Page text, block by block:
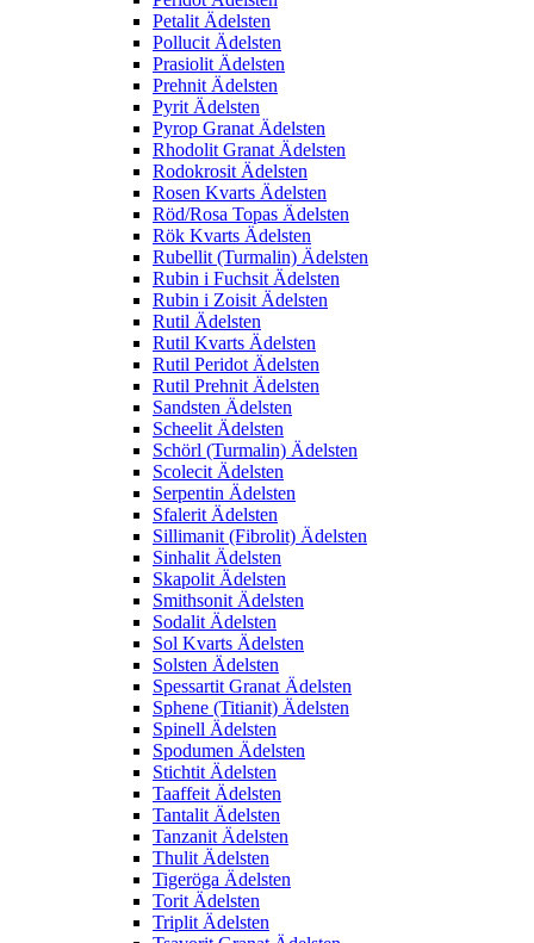
Petalit Ädelsten
Pollucit Ädelsten
Prasiolit Ädelsten
Prehnit Ädelsten
Pyrit Ädelsten
Pyrop Granat Ädelsten
Rhodolit Granat Ädelsten
Rodokrosit Ädelsten
Rosen Kvarts Ädelsten
Röd/Rosa Topas Ädelsten
Rök Kvarts Ädelsten
Rubellit (Turmalin) Ädelsten
Rubin i Fuchsit Ädelsten
Rubin i Zoisit Ädelsten
Rutil Ädelsten
Rutil Kvarts Ädelsten
Rutil Peridot Ädelsten
Rutil Prehnit Ädelsten
Sandsten Ädelsten
Scheelit Ädelsten
Schörl (Turmalin) Ädelsten
Scolecit Ädelsten
Serpentin Ädelsten
Sfalerit Ädelsten
Sillimanit (Fibrolit) Ädelsten
Sinhalit Ädelsten
Skapolit Ädelsten
Smithsonit Ädelsten
Sodalit Ädelsten
Sol Kvarts Ädelsten
Solsten Ädelsten
Spessartit Granat Ädelsten
Sphene (Titianit) Ädelsten
Spinell Ädelsten
Spodumen Ädelsten
Stichtit Ädelsten
Taaffeit Ädelsten
Tantalit Ädelsten
Tanzanit Ädelsten
Thulit Ädelsten
Tigeröga Ädelsten
Torit Ädelsten
Triplit Ädelsten